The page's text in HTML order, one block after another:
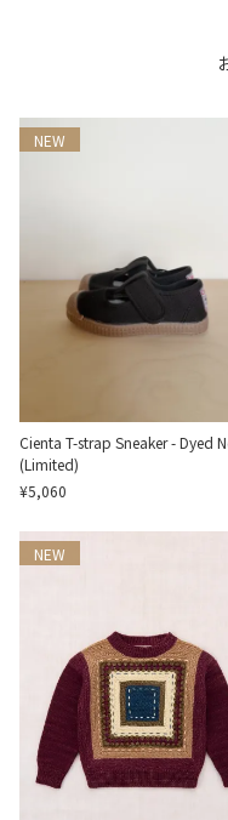
NEW
Cienta T-strap Sneaker - Dyed
(Limited)
¥5,060
NEW